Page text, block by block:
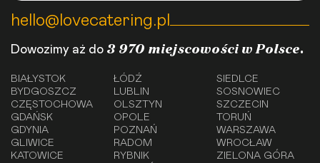
hello@lovecatering.pl
Dowozimy aż do 3 970 miejscowości w Polsce.
BIAŁYSTOK
BYDGOSZCZ
CZĘSTOCHOWA
GDAŃSK
GDYNIA
GLIWICE
KATOWICE
ŁÓDŹ
LUBLIN
OLSZTYN
OPOLE
POZNAŃ
RADOM
RYBNIK
SIEDLCE
SOSNOWIEC
SZCZECIN
TORUŃ
WARSZAWA
WROCŁAW
ZIELONA GÓRA